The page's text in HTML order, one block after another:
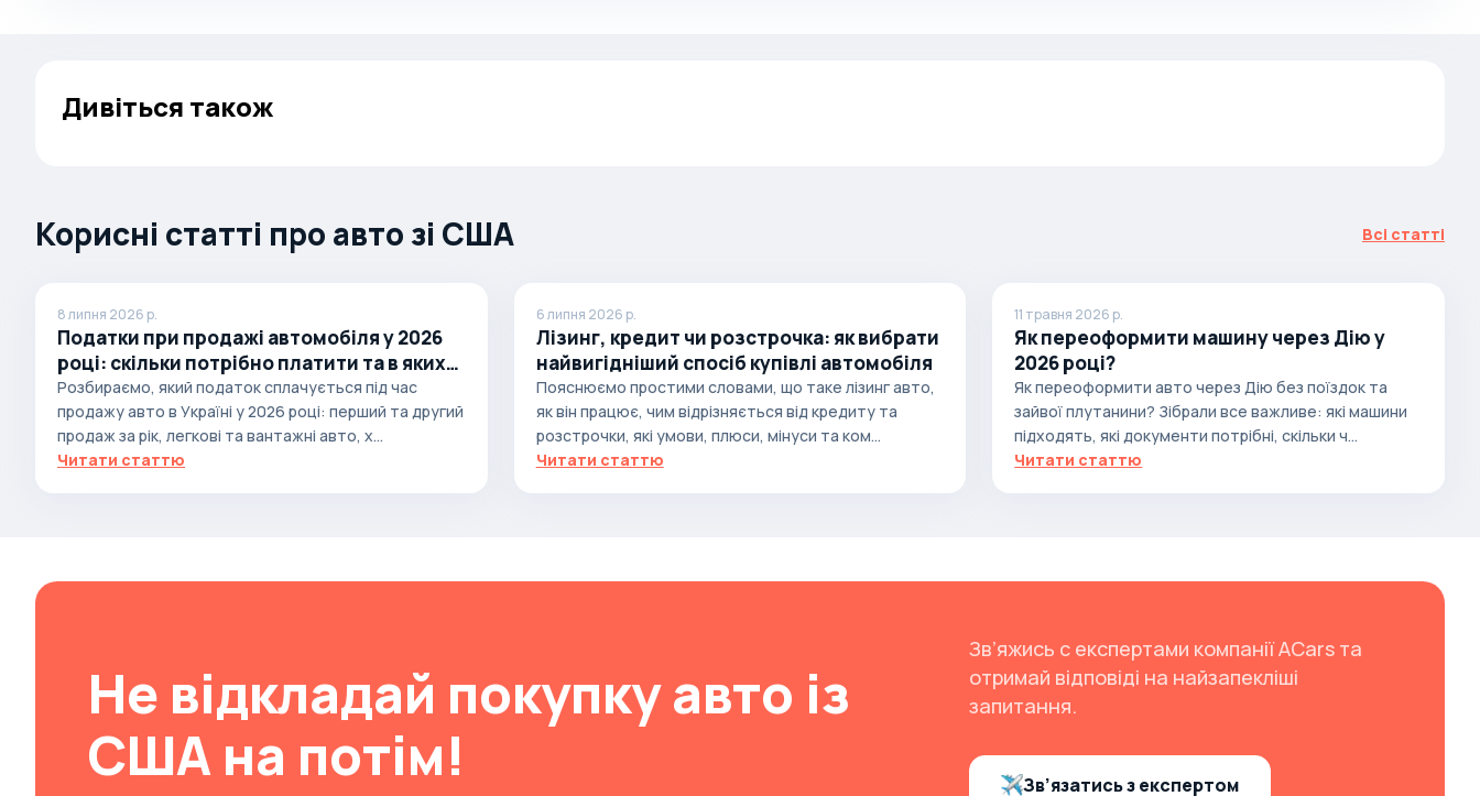
Autobianchi
BAIC
Bajaj
Baltijas Dzips
Batmobile
Bio auto
Borgward
Brilliance
Дивіться також
Корисні статті про авто зі США Всі статті
8 липня 2026 р.
Податки при продажі автомобіля у 2026
році: скільки потрібно платити та в яких
випадках
Розбираємо, який податок сплачується під час
продажу авто в Україні у 2026 році: перший та другий
продаж за рік, легкові та вантажні авто, х...
Читати статтю
6 липня 2026 р.
Лізинг, кредит чи розстрочка: як вибрати
найвигідніший спосіб купівлі автомобіля
Пояснюємо простими словами, що таке лізинг авто,
як він працює, чим відрізняється від кредиту та
розстрочки, які умови, плюси, мінуси та ком...
Читати статтю
11 травня 2026 р.
Як переоформити машину через Дію у
2026 році?
Як переоформити авто через Дію без поїздок та
зайвої плутанини? Зібрали все важливе: які машини
підходять, які документи потрібні, скільки ч...
Читати статтю
Не відкладай покупку авто із
США на потім!
Зв’яжись с експертами компанії ACars та
отримай відповіді на найзапекліші
запитання.
Зв’язатись з експертом